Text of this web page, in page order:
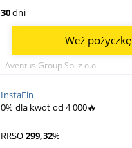
30dni
Aventus Group Sp. z o.o.
Weź pożyczkę
InstaFin
0% dla kwot od 4 000🔥
RRSO299,32%